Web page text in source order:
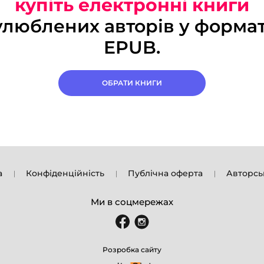
купіть електронні книги
авторів у
EPUB.
ОБРАТИ КНИГИ
Конфіденційність Публічна оферта
Ми в соцмережах
Розробка сайту